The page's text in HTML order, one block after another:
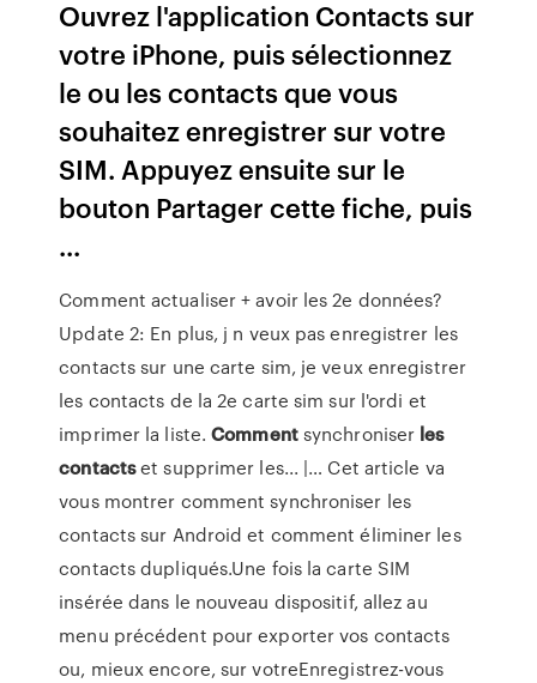
Ouvrez l'application Contacts sur
votre iPhone, puis sélectionnez
le ou les contacts que vous
souhaitez enregistrer sur votre
SIM. Appuyez ensuite sur le
bouton Partager cette fiche, puis
...
Comment actualiser + avoir les 2e données?
Update 2: En plus, j n veux pas enregistrer les
contacts sur une carte sim, je veux enregistrer
les contacts de la 2e carte sim sur l'ordi et
imprimer la liste.Commentsynchroniser les
contactset supprimer les... |… Cet article va
vous montrer comment synchroniser les
contacts sur Android et comment éliminer les
contacts dupliqués.Une fois la carte SIM
insérée dans le nouveau dispositif, allez au
menu précédent pour exporter vos contacts
ou, mieux encore, sur votreEnregistrez-vous